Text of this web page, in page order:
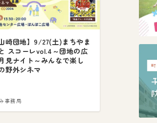
山崎団地】9/27(土)まちやま
スコーレvol.4～団地の広
見ナイト～みんなで楽し
野外シネマ
事務局